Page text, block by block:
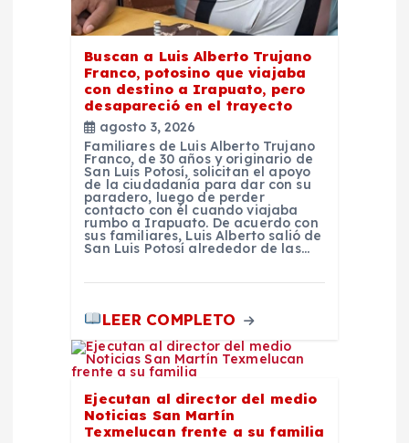
Buscan a Luis Alberto Trujano
Franco, potosino que viajaba
con destino a Irapuato, pero
desapareció en el trayecto
agosto 3, 2026
Familiares de Luis Alberto Trujano
Franco, de 30 años y originario de
San Luis Potosí, solicitan el apoyo
de la ciudadanía para dar con su
paradero, luego de perder
contacto con él cuando viajaba
rumbo a Irapuato. De acuerdo con
sus familiares, Luis Alberto salió de
San Luis Potosí alrededor de las…
LEER COMPLETO
Ejecutan al director del medio
Noticias San Martín
Texmelucan frente a su familia